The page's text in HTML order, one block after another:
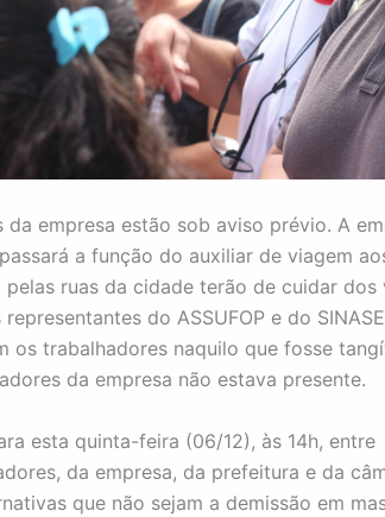
empresa estão sob aviso prévio. A
a função do auxiliar de viagem
pelas ruas da cidade terão de cuidar dos
do ASSUFOP e do
os trabalhadores naquilo que fosse
da empresa não estava presente.
esta quinta-feira (06/12), às 14h, entre
da empresa, da prefeitura e da
que não sejam a demissão em